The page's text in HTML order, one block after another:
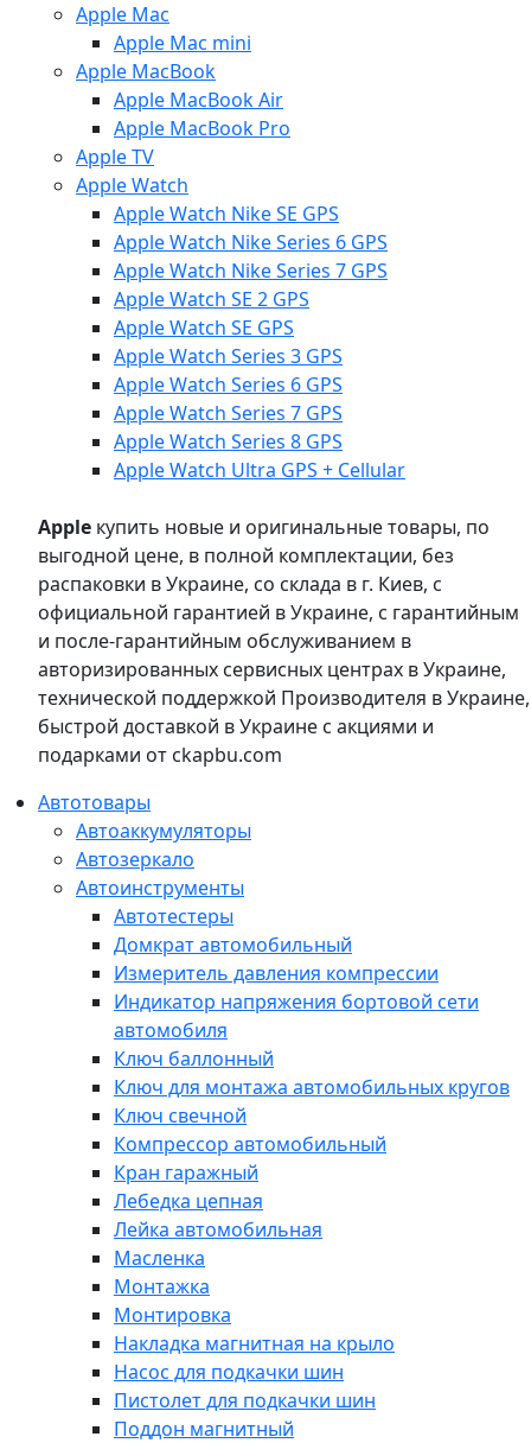
Apple Mac
Apple Mac mini
Apple MacBook
Apple MacBook Air
Apple MacBook Pro
Apple TV
Apple Watch
Apple Watch Nike SE GPS
Apple Watch Nike Series 6 GPS
Apple Watch Nike Series 7 GPS
Apple Watch SE 2 GPS
Apple Watch SE GPS
Apple Watch Series 3 GPS
Apple Watch Series 6 GPS
Apple Watch Series 7 GPS
Apple Watch Series 8 GPS
Apple Watch Ultra GPS + Cellular
Apple купить новые и оригинальные товары, по
выгодной цене, в полной комплектации, без
распаковки в Украине, со склада в г. Киев, с
официальной гарантией в Украине, с гарантийным
и после-гарантийным обслуживанием в
авторизированных сервисных центрах в Украине,
технической поддержкой Производителя в Украине,
быстрой доставкой в Украине с акциями и
подарками от ckapbu.com
Автотовары
Автоаккумуляторы
Автозеркало
Автоинструменты
Автотестеры
Домкрат автомобильный
Измеритель давления компрессии
Индикатор напряжения бортовой сети
автомобиля
Ключ баллонный
Ключ для монтажа автомобильных кругов
Ключ свечной
Компрессор автомобильный
Кран гаражный
Лебедка цепная
Лейка автомобильная
Масленка
Монтажка
Монтировка
Накладка магнитная на крыло
Насос для подкачки шин
Пистолет для подкачки шин
Поддон магнитный